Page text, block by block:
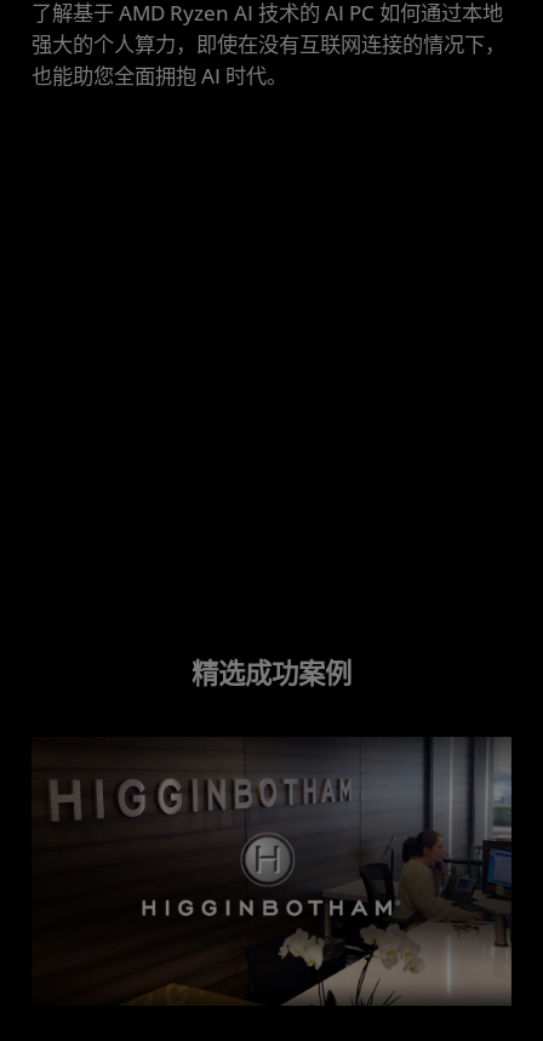
了解基于 AMD Ryzen AI 技术的 AI PC 如何通过本地
强大的个人算力，即使在没有互联网连接的情况下，
也能助您全面拥抱 AI 时代。
精选成功案例